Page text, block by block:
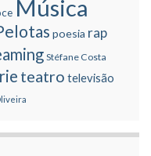
Música
poesia rap
Stéfane Costa
teatro televisão